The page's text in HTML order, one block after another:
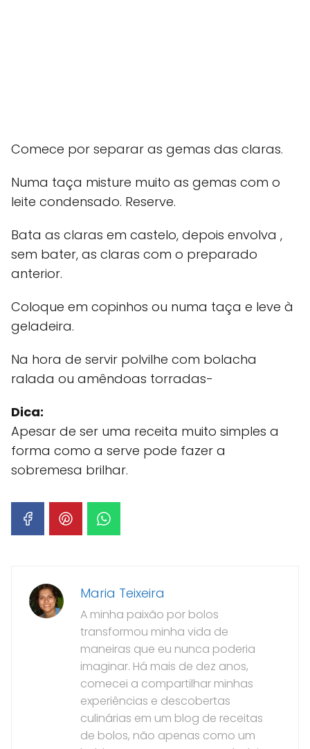
Comece por separar as gemas das claras.
Numa taça misture muito as gemas com o
leite condensado. Reserve.
Bata as claras em castelo, depois envolva ,
sem bater, as claras com o preparado
anterior.
Coloque em copinhos ou numa taça e leve à
geladeira.
Na hora de servir polvilhe com bolacha
ralada ou amêndoas torradas-
Dica:
Apesar de ser uma receita muito simples a
forma como a serve pode fazer a
sobremesa brilhar.
Maria Teixeira
A minha paixão por bolos
transformou minha vida de
maneiras que eu nunca poderia
imaginar. Há mais de dez anos,
comecei a compartilhar minhas
experiências e descobertas
culinárias em um blog de receitas
de bolos, não apenas como um